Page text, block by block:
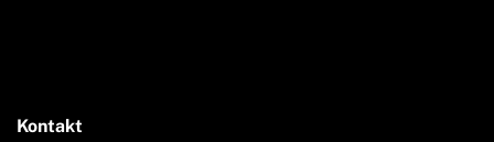
Kontakt